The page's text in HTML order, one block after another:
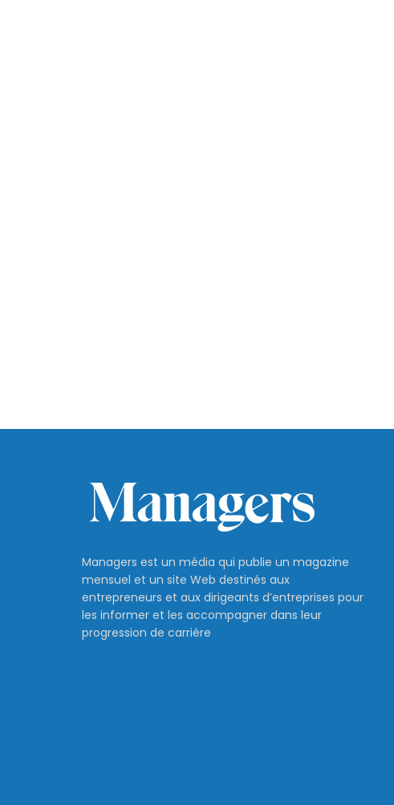
Managers est un média qui publie un magazine
mensuel et un site Web destinés aux
entrepreneurs et aux dirigeants d’entreprises pour
les informer et les accompagner dans leur
progression de carrière